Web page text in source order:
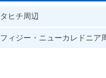
タヒチ周辺
フィジー・ニューカレドニア